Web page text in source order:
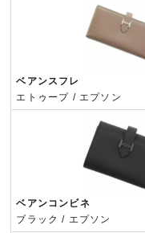
ベアンスフレ
エトゥープ / エプソン
ベアンコンビネ
ブラック / エプソン